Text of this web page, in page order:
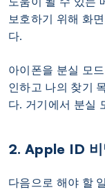
보호하기 위해 화
다.
아이폰을 분실 모
인하고 나의 찾기
다. 거기에서 분실
2. Apple ID 비
다음으로 해야 할